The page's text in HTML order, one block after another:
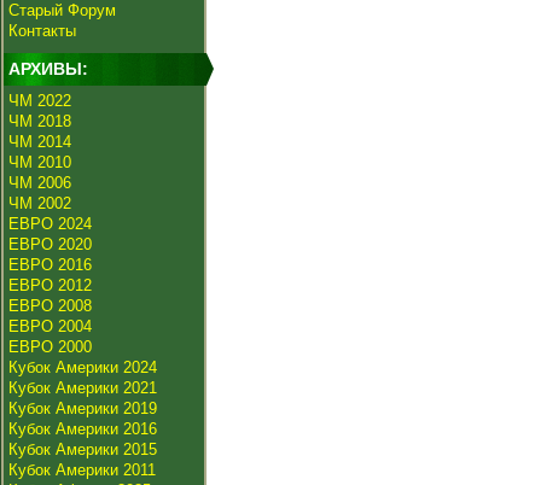
Старый Форум
Контакты
АРХИВЫ:
ЧМ 2022
ЧМ 2018
ЧМ 2014
ЧМ 2010
ЧМ 2006
ЧМ 2002
ЕВРО 2024
ЕВРО 2020
ЕВРО 2016
ЕВРО 2012
ЕВРО 2008
ЕВРО 2004
ЕВРО 2000
Кубок Америки 2024
Кубок Америки 2021
Кубок Америки 2019
Кубок Америки 2016
Кубок Америки 2015
Кубок Америки 2011